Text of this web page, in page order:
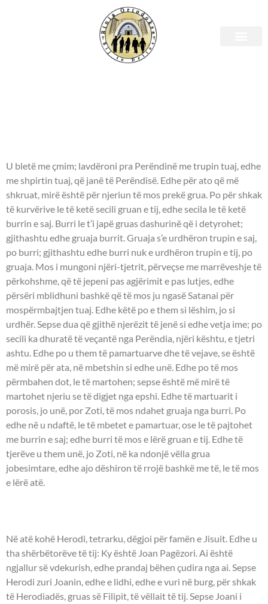
E martë, 18 korrik 2023 –
U bletë me çmim; lavdëroni pra Perëndinë me trupin tuaj, edhe
me shpirtin tuaj, që janë të Perëndisë. Edhe për ato që më
shkruat, mirë është për njeriun të mos prekë grua. Po për shkak
të kurvërive le të ketë secili gruan e tij, edhe secila le të ketë
burrin e saj. Burri le t’i japë gruas dashurinë që i detyrohet;
gjithashtu edhe gruaja burrit. Gruaja s’e urdhëron trupin e saj,
po burri; gjithashtu edhe burri nuk e urdhëron trupin e tij, po
gruaja. Mos i mungoni njëri-tjetrit, përveçse me marrëveshje të
përkohshme, që të jepeni pas agjërimit e pas lutjes, edhe
përsëri mblidhuni bashkë që të mos ju ngasë Satanai për
mospërmbajtjen tuaj. Edhe këtë po e them si lëshim, jo si
urdhër. Sepse dua që gjithë njerëzit të jenë si edhe vetja ime; po
secili ka dhuratë të veçantë nga Perëndia, njëri kështu, e tjetri
ashtu. Edhe po u them të pamartuarve dhe të vejave, se është
më mirë për ata, në mbetshin si edhe unë. Edhe po të mos
përmbahen dot, le të martohen; sepse është më mirë të
martohet njeriu se të digjet nga epshi. Edhe të martuarit i
porosis, jo unë, por Zoti, të mos ndahet gruaja nga burri. Po
edhe në u ndaftë, le të mbetet e pamartuar, ose le të pajtohet
me burrin e saj; edhe burri të mos e lërë gruan e tij. Edhe të
tjerëve u them unë, jo Zoti, në ka ndonjë vëlla grua
jobesimtare, edhe ajo dëshiron të rrojë bashkë me të, le të mos
e lërë atë.
Në atë kohë Herodi, tetrarku, dëgjoi për famën e Jisuit. Edhe u
tha shërbëtorëve të tij: Ky është Joan Pagëzori. Ai është
ngjallur së vdekurish, edhe prandaj bëhen çudira nga ai. Sepse
Herodi zuri Joanin, edhe e lidhi, edhe e vuri në burg, për shkak
të Herodiadës, gruas së Filipit, të vëllait të tij. Sepse Joani i